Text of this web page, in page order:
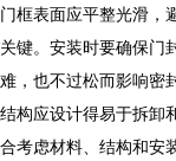
门框表面应平整光滑，
关键。安装时要确保门
难，也不过松而影响密
结构应设计得易于拆卸
合考虑材料、结构和安